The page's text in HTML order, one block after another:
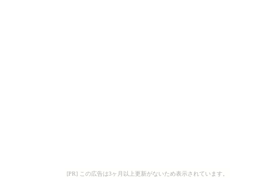
[PR] この広告は3ヶ月以上更新がないため表示されています。